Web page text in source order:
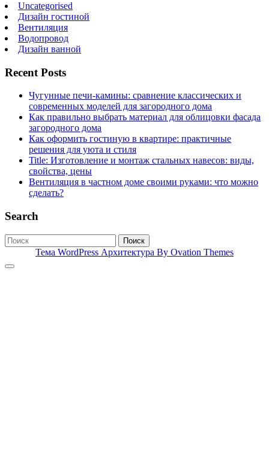
Uncategorised
Дизайн гостиной
Вентиляция
Водопровод
Дизайн ванной
Recent Posts
Чугунные печи-камины: сравнение классических и
современных моделей для загородного дома
Как правильно выбрать материал для облицовки фасада
загородного дома
Как оформить гостиную в квартире: практичные
решения для уюта и стиля
Title: Изготовление и монтаж стальных навесов: виды,
свойства, цены
Вентиляция в частном доме своими руками: что можно
сделать?
Search
Поиск
Тема WordPress Архитектура By Ovation Themes